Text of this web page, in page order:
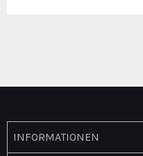
INFORMATIONEN